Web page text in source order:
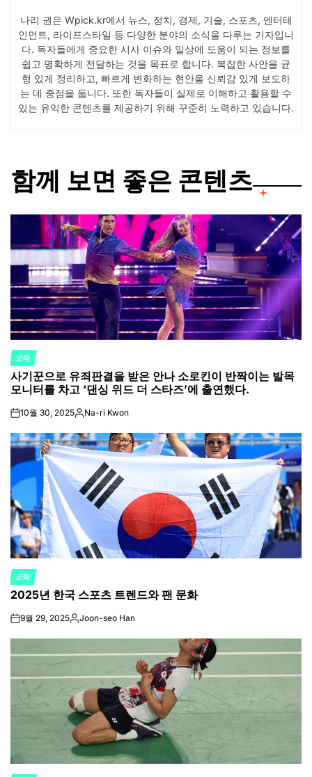
나리 권은 Wpick.kr에서 뉴스, 정치, 경제, 기술, 스포츠, 엔터테
인먼트, 라이프스타일 등 다양한 분야의 소식을 다루는 기자입니
다. 독자들에게 중요한 시사 이슈와 일상에 도움이 되는 정보를
쉽고 명확하게 전달하는 것을 목표로 합니다. 복잡한 사안을 균
형 있게 정리하고, 빠르게 변화하는 현안을 신뢰감 있게 보도하
는 데 중점을 둡니다. 또한 독자들이 실제로 이해하고 활용할 수
있는 유익한 콘텐츠를 제공하기 위해 꾸준히 노력하고 있습니다.
함께 보면 좋은 콘텐츠
POSTED
IN
오락
사기꾼으로 유죄판결을 받은 안나 소로킨이 반짝이는 발목
모니터를 차고 ‘댄싱 위드 더 스타즈’에 출연했다.
on10월 30, 2025Posted
Na-ri Kwon
POSTED
IN
오락
2025년 한국 스포츠 트렌드와 팬 문화
on9월 29, 2025Posted
Joon-seo Han